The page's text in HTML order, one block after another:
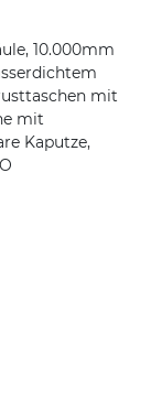
10.000mm
mit
mit
Kaputze,